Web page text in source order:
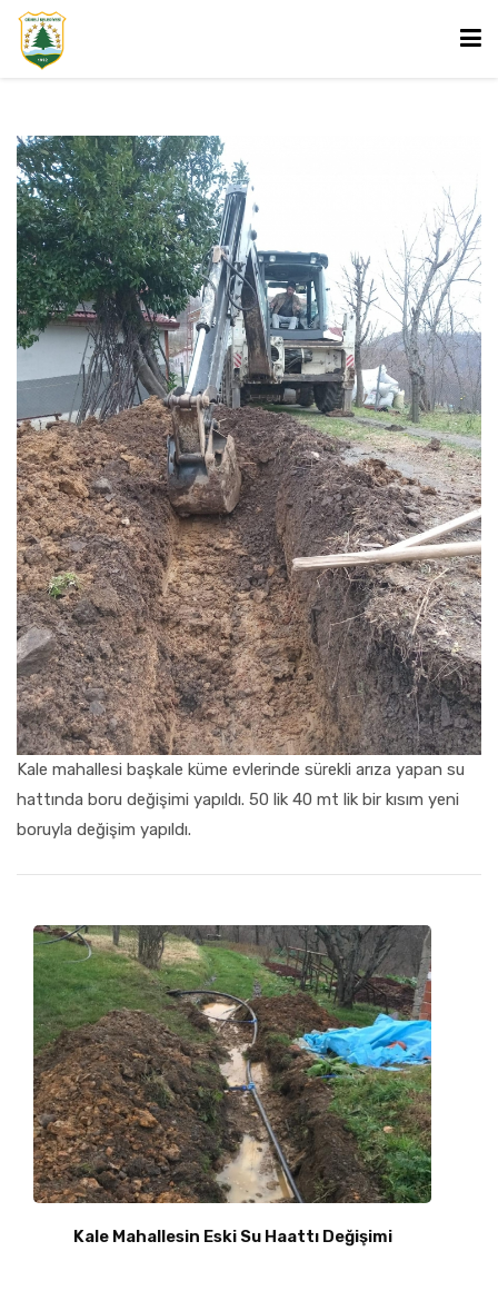
BAŞKAN
KURUMSAL
HABERLER
GÜMELİ HAKKINDA
FAALIYET RAPORLARI
İLETIŞIM
Kale mahallesi başkale küme evlerinde sürekli arıza yapan su
hattında boru değişimi yapıldı. 50 lik 40 mt lik bir kısım yeni
boruyla değişim yapıldı.
Kale Mahallesin Eski Su Haattı Değişimi